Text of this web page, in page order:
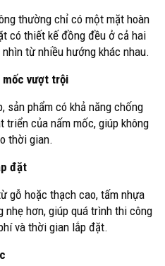
thường chỉ có một mặt hoàn
có thiết kế đồng đều ở cả hai
từ nhiều hướng khác nhau.
mốc vượt trội
sản phẩm có khả năng chống
của nấm mốc, giúp không
thời gian.
đặt
gỗ hoặc thạch cao, tấm nhựa
hơn, giúp quá trình thi công
và thời gian lắp đặt.